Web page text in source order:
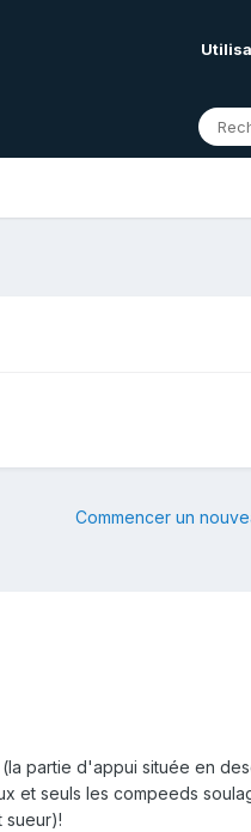
Commencer un
partie d'appui située en
et seuls les compeeds
sueur)!